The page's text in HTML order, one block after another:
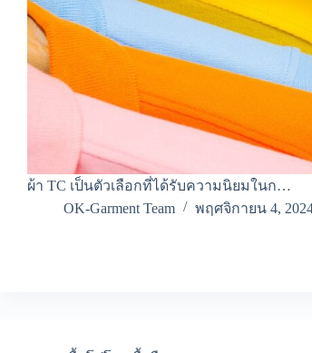
ผ้า TC เป็นตัวเลือกที่ได้รับความนิยมในก…
OK-Garment Team
พฤศจิกายน 4,